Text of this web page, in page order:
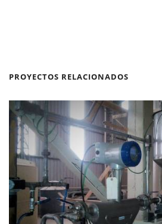
PROYECTOS RELACIONADOS